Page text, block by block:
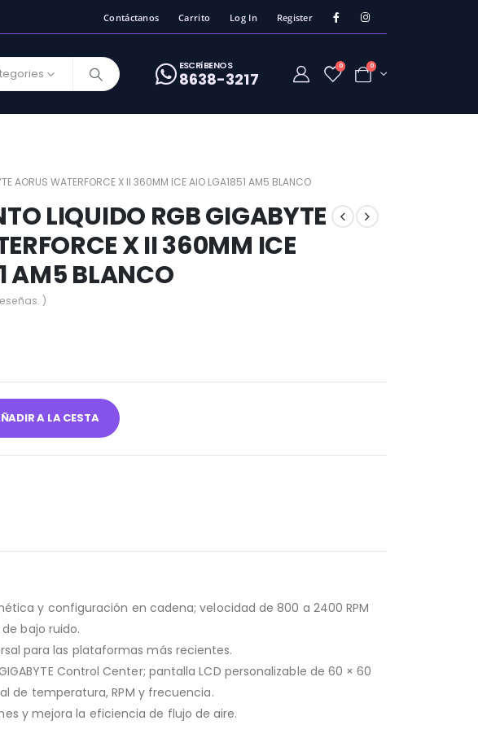
Contáctanos Carrito Log In Register
ESCRíBENOS
8638-3217
0 0
AORUS WATERFORCE X II 360MM ICE AIO LGA1851 AM5 BLANCO
LIQUIDO RGB GIGABYTE
X II 360MM ICE
AM5 BLANCO
)
A LA CESTA
y configuración en cadena; velocidad de 800 a 2400 RPM
bajo ruido.
para las plataformas más recientes.
Control Center; pantalla LCD personalizable de 60 × 60
de temperatura, RPM y frecuencia.
y mejora la eficiencia de flujo de aire.